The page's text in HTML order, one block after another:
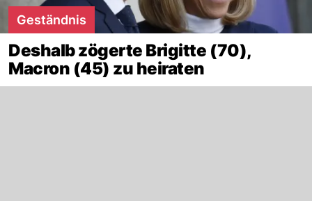
Geständnis
Deshalb zögerte Brigitte (70),
Macron (45) zu heiraten